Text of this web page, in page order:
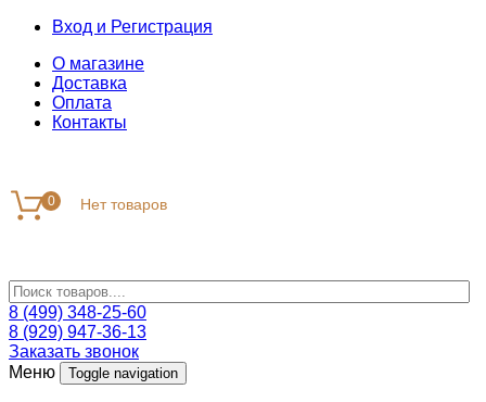
Вход и Регистрация
О магазине
Доставка
Оплата
Контакты
0
8 (499) 348-25-60
8 (929) 947-36-13
Заказать звонок
Меню
Toggle navigation